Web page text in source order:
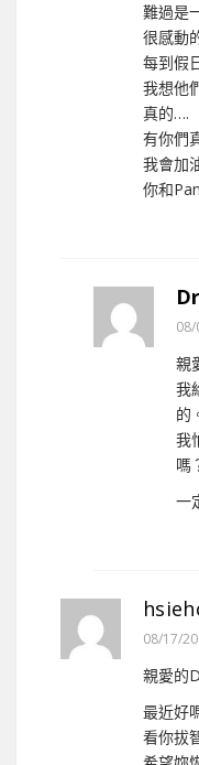
難過是
很感動
每到假
我想他
真的….
有你們
我會加
你和
親
我
的
我
嗎
一
08/17/
親愛的
最近好
看你拔